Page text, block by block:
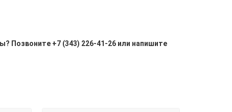
Позвоните +7 (343) 226-41-26 или напишите